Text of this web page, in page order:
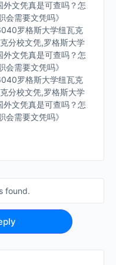
外文凭真是可查吗？怎
需要文凭吗》
罗格斯大学纽瓦克
分校文凭,罗格斯大学
外文凭真是可查吗？怎
需要文凭吗》
罗格斯大学纽瓦克
分校文凭,罗格斯大学
外文凭真是可查吗？怎
需要文凭吗》
found.